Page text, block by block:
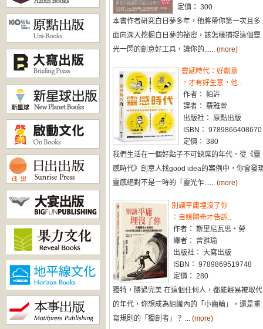
定價： 300
本書作者研究白日夢多年，他將帶你第一次且多
面向深入挖掘白日夢的祕密，該怎樣捕捉這個靈
光一閃的創意好工具，讓你的...... (more)
靈感時代：好創意
，才有好生意，他..
作者： 帕許
譯者： 羅雅萱
出版社： 原點出版
ISBN： 9789866408670
定價： 380
我們生活在一個好點子不可缺席的年代，從《靈
感時代》創意人找good idea的案例中，你會發
靈感絕對不是一時的「靈光乍...... (more)
別讓平庸埋沒了你
：自媒體奇才告訴..
作者： 斯里尼瓦思・勞
譯者： 曾雅瑜
出版社： 大寫出版
ISBN： 9789869519748
定價： 280
獨特，勝過完美 在這個任何人，都能輕易被取代
的年代，你想成為組織內的「小齒輪」，還是重
寫規則的「獨創者」？ ... (more)